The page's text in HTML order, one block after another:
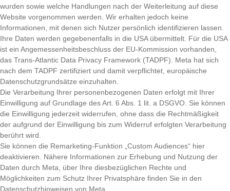
wurden sowie welche Handlungen nach der Weiterleitung auf diese
Website vorgenommen werden. Wir erhalten jedoch keine
Informationen, mit denen sich Nutzer persönlich identifizieren lassen.
Ihre Daten werden gegebenenfalls in die USA übermittelt. Für die USA
ist ein Angemessenheitsbeschluss der EU-Kommission vorhanden,
das Trans-Atlantic Data Privacy Framework (TADPF). Meta hat sich
nach dem TADPF zertifiziert und damit verpflichtet, europäische
Datenschutzgrundsätze einzuhalten.
Die Verarbeitung Ihrer personenbezogenen Daten erfolgt mit Ihrer
Einwilligung auf Grundlage des Art. 6 Abs. 1 lit. a DSGVO. Sie können
die Einwilligung jederzeit widerrufen, ohne dass die Rechtmäßigkeit
der aufgrund der Einwilligung bis zum Widerruf erfolgten Verarbeitung
berührt wird.
Sie können die Remarketing-Funktion „Custom Audiences“ hier
deaktivieren. Nähere Informationen zur Erhebung und Nutzung der
Daten durch Meta, über Ihre diesbezüglichen Rechte und
Möglichkeiten zum Schutz Ihrer Privatsphäre finden Sie in den
Datenschutzhinweisen von Meta